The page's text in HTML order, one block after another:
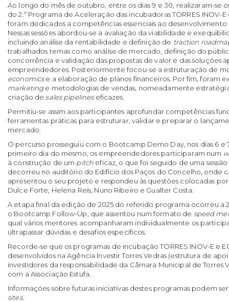
Ao longo do mês de outubro, entre os dias 9 e 30, realizaram-se
do 2.º Programa de Aceleração das incubadoras TORRES INOV-E
foram dedicados a competências essenciais ao
Nessas sessões abordou-se a avaliação da viabilidade e
incluindo análise da rentabilidade e definição de traction
trabalhados temas como análise de mercado, definição do
concorrência e validação das propostas de valor e das soluções
empreendedores. Posteriormente focou-se a estruturação de
economicse a elaboração de planos financeiros. Por fim, foram
marketing e metodologias de vendas, nomeadamente
criação de sales pipelineseficazes.
Permitiu-se assim aos participantes aprofundar competências
ferramentas práticas para estruturar, validar e preparar o
mercado.
O percurso prosseguiu com o Bootcamp Demo Day, nos dias 6 e
primeiro dia do mesmo, os empreendedores participaram num
à construção de um pitch eficaz, o que foi seguido de uma
decorreu no auditório do Edifício dos Paços do Concelho, onde
apresentou o seu projeto e respondeu às questões colocadas
Dulce Forte, Helena Reis, Nuno Ribeiro e Gualter Costa.
A etapa final da edição de 2025 do referido programa ocorreu a
o Bootcamp Follow-Up, que assentou num formato de speed
qual vários mentores acompanharam individualmente os
ultrapassar dúvidas e desafios específicos.
Recorde-se que os programas de incubação TORRES INOV-E e
desenvolvidos na Agência Investir Torres Vedras (estrutura de
investidores da responsabilidade da Câmara Municipal de Torres
com a Associação Estufa.
Informações sobre futuras iniciativas destes programas podem
sites.